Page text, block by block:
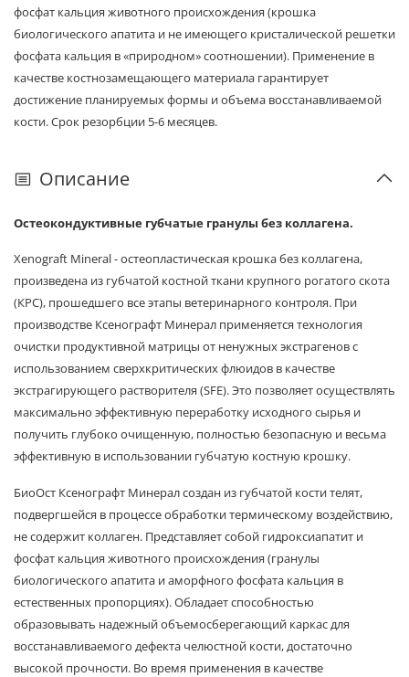
фосфат кальция животного происхождения (крошка
биологического апатита и не имеющего кристалической решетки
фосфата каль­ция в «природном» соотношении). Применение в
качестве костнозамещающего материала гарантирует
достижение планируемых формы и объема восстанавливаемой
кости.Срок резорбции 5-6 месяцев.
Описание
Остеокондуктивные губчатые гранулы без коллагена.
Xenograft Mineral - остеопластическая крошка без коллагена,
произведена из губчатой костной ткани крупного рогатого скота
(КРС), прошедшего все этапы ветеринарного контроля. При
производстве Ксенографт Минерал применяется технология
очистки продуктивной матрицы от ненужных экстрагенов с
использованием сверхкритических флюидов в качестве
экстрагирующего растворителя (SFE). Это позволяет осуществлять
максимально эффективную переработку исходного сырья и
получить глубоко очищенную, полностью безопасную и весьма
эффективную в использовании губчатую костную крошку.
БиоОст Ксенографт Минерал создан из губчатой кости телят,
подвергшейся в процессе обработки термическому воздействию,
не содержит коллаген. Представляет собой гидроксиапатит и
фосфат кальция животного происхождения (гранулы
биологического апатита и аморфного фосфата кальция в
естественных пропорциях). Обладает способностью
образовывать надежный объемосберегающий каркас для
восстанавливаемого дефекта челюстной кости, достаточно
высокой прочности. Во время применения в качестве